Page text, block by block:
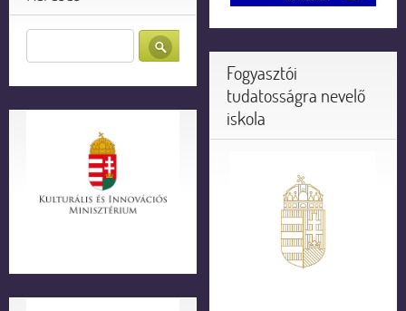
Fogyasztói
tudatosságra nevelő
iskola